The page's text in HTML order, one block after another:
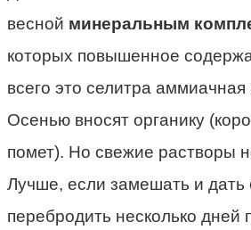
весной минеральным
которых повышенное
всего это селитра
Осенью вносят органику
помет). Но свежие растворы
Лучше, если замешать и дать
перебродить несколько дней